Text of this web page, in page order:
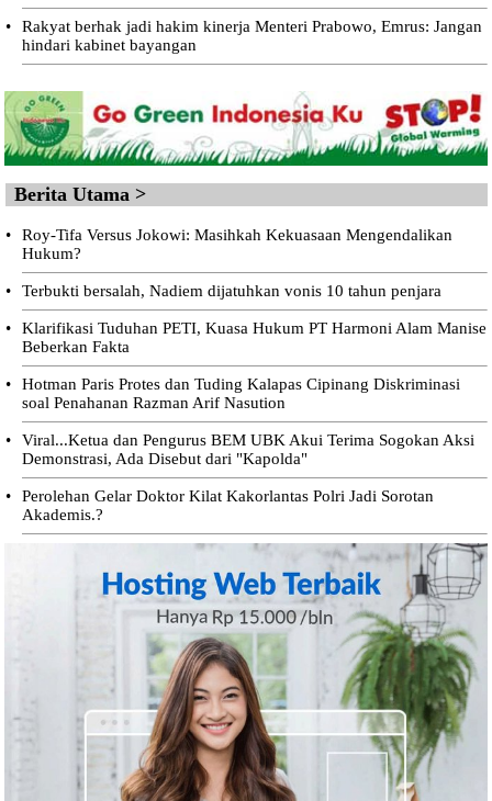
•
Rakyat berhak jadi hakim kinerja Menteri Prabowo, Emrus: Jangan
hindari kabinet bayangan
Berita Utama >
•
Roy-Tifa Versus Jokowi: Masihkah Kekuasaan Mengendalikan
Hukum?
• Terbukti bersalah, Nadiem dijatuhkan vonis 10 tahun penjara
•
Klarifikasi Tuduhan PETI, Kuasa Hukum PT Harmoni Alam Manise
Beberkan Fakta
•
Hotman Paris Protes dan Tuding Kalapas Cipinang Diskriminasi
soal Penahanan Razman Arif Nasution
•
Viral...Ketua dan Pengurus BEM UBK Akui Terima Sogokan Aksi
Demonstrasi, Ada Disebut dari "Kapolda"
•
Perolehan Gelar Doktor Kilat Kakorlantas Polri Jadi Sorotan
Akademis.?